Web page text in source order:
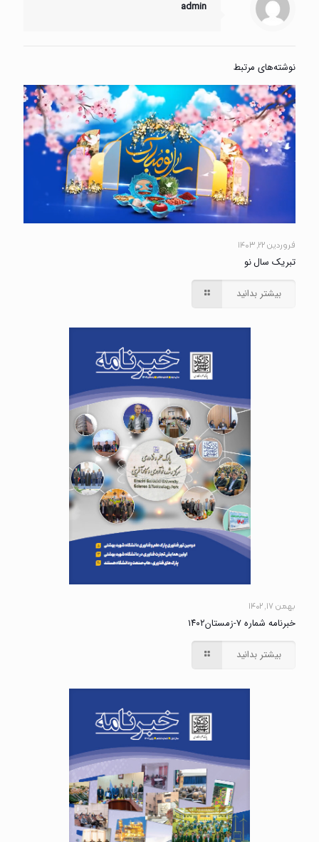
admin
نوشته‌های مرتبط
فروردین ۲۲, ۱۴۰۳
تبریک سال نو
بیشتر بدانید
بهمن ۱۷, ۱۴۰۲
خبرنامه شماره ۷-زمستان۱۴۰۲
بیشتر بدانید